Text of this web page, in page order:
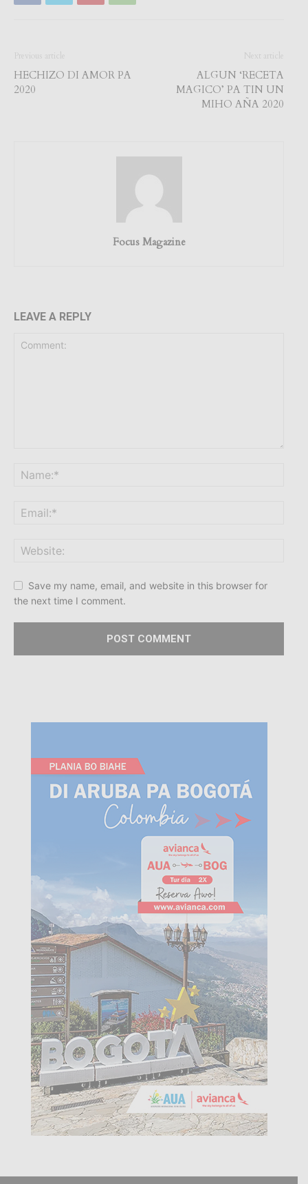
Previous article
HECHIZO DI AMOR PA
2020
Next article
ALGUN ‘RECETA
MAGICO’ PA TIN UN
MIHO AÑA 2020
Focus Magazine
LEAVE A REPLY
Save my name, email, and website in this browser for
the next time I comment.